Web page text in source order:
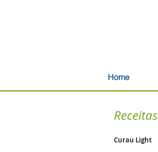
Home
Receitas
Curau Light